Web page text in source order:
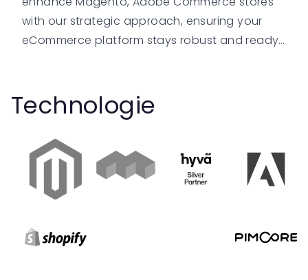
with our strategic approach, ensuring your
eCommerce platform stays robust and ready
Technologie